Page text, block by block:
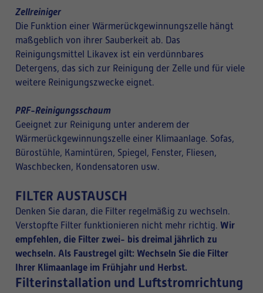
Zellreiniger
Die Funktion einer Wärmerückgewinnungszelle hängt
maßgeblich von ihrer Sauberkeit ab. Das
Reinigungsmittel Likavex ist ein verdünnbares
Detergens, das sich zur Reinigung der Zelle und für viele
weitere Reinigungszwecke eignet.
PRF-Reinigungsschaum
Geeignet zur Reinigung unter anderem der
Wärmerückgewinnungszelle einer Klimaanlage. Sofas,
Bürostühle, Kamintüren, Spiegel, Fenster, Fliesen,
Waschbecken, Kondensatoren usw.
FILTER AUSTAUSCH
Denken Sie daran, die Filter regelmäßig zu wechseln.
Verstopfte Filter funktionieren nicht mehr richtig. Wir
empfehlen, die Filter zwei- bis dreimal jährlich zu
wechseln. Als Faustregel gilt: Wechseln Sie die Filter
Ihrer Klimaanlage im Frühjahr und Herbst.
Filterinstallation und Luftstromrichtung